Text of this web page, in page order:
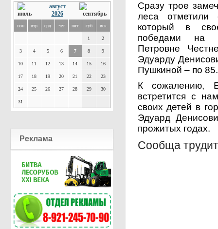
август
2026
пон втр срд чет пят суб вск
1 2
3 4 5 6 7 8 9
10 11 12 13 14 15 16
17 18 19 20 21 22 23
24 25 26 27 28 29 30
31
Реклама
Сразу трое
леса отметили
который в
победами на
Петровне
Эдуарду
Пушкиной – по 85.
К сожалению,
встретится с
своих детей в
Эдуард
прожитых годах.
Сообща